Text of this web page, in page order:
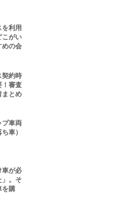
を利用
こがい
めの会
ッ
契約時
！審査
まとめ
プ車両
車）
車が必
」。そ
を購
ス？